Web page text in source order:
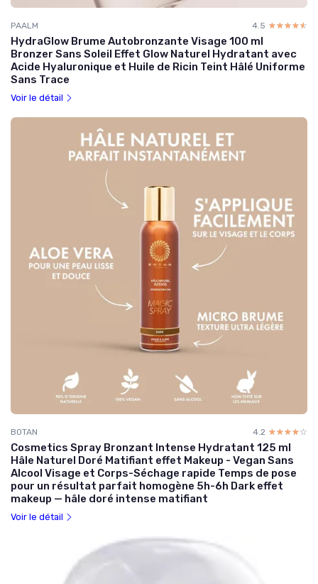
PAALM 4.5 ☆☆☆☆☆
★★★★★
HydraGlow Brume Autobronzante Visage 100 ml
Bronzer Sans Soleil Effet Glow Naturel Hydratant avec
Acide Hyaluronique et Huile de Ricin Teint Hâlé Uniforme
Sans Trace
Voir le détail
BOTAN 4.2 ☆☆☆☆☆
★★★★★
Cosmetics Spray Bronzant Intense Hydratant 125 ml
Hâle Naturel Doré Matifiant effet Makeup - Vegan Sans
Alcool Visage et Corps-Séchage rapide Temps de pose
pour un résultat parfait homogène 5h-6h Dark effet
makeup — hâle doré intense matifiant
Voir le détail